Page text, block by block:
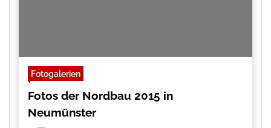
Fotogalerien
Fotos der Nordbau 2015 in
Neumünster